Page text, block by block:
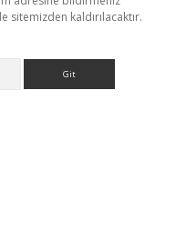
kaldırılacaktır.